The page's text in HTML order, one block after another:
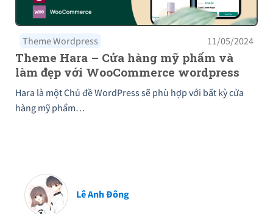
Theme Wordpress 11/05/2024
Theme Hara – Cửa hàng mỹ phẩm và
làm đẹp với WooCommerce wordpress
Hara là một Chủ đề WordPress sẽ phù hợp với bất kỳ cửa
hàng mỹ phẩm…
Lê Anh Đông